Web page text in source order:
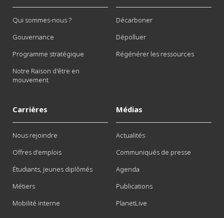
Qui sommes-nous ?
Gouvernance
Programme stratégique
Notre Raison d'être en
mouvement
Décarboner
Dépolluer
Régénérer les ressources
Carrières
Nous rejoindre
Offres d'emplois
Étudiants, jeunes diplômés
Métiers
Mobilité interne
Médias
Actualités
Communiqués de presse
Agenda
Publications
PlanetLive